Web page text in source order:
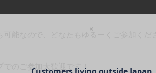
能なので、どなたもゆるーくご参加くださ
のご参加大歓迎です！